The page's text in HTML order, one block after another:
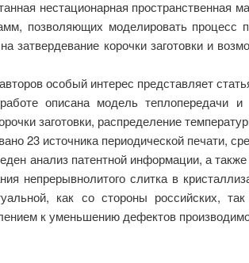
нестационарная
позволяющих моделировать процесс
затвердевание корочки заготовки и
особый интерес представляет
описана модель теплопередачи и
заготовки, распределение
23 источника периодической печати,
анализ патентной информации, а
непрерывнолитого слитка в
как со стороны российских,
к уменьшению дефектов